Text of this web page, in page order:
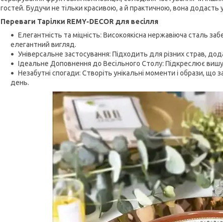
гостей. Будучи не тільки красивою, а й практичною, вона
Переваги Тарілки REMY-DECOR для весілля
Елегантність та міцність: Високоякісна нержавіюча сталь
елегантний вигляд.
Універсальне застосування: Підходить для різних страв,
Ідеальне Доповнення до Весільного Столу: Підкреслює
Незабутні спогади: Створіть унікальні моменти і образи,
день.